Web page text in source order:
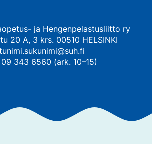
ja Hengenpelastusliitto ry
20 A, 3 krs. 00510 HELSINKI
09 343 6560 (ark. 10–15)